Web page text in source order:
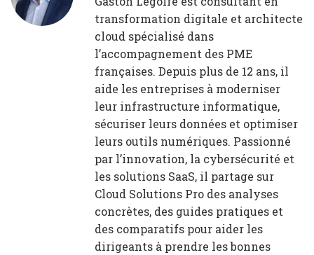
transformation digitale et architecte
cloud spécialisé dans
l’accompagnement des PME
françaises. Depuis plus de 12 ans, il
aide les entreprises à moderniser
leur infrastructure informatique,
sécuriser leurs données et optimiser
leurs outils numériques. Passionné
par l’innovation, la cybersécurité et
les solutions SaaS, il partage sur
Cloud Solutions Pro des analyses
concrètes, des guides pratiques et
des comparatifs pour aider les
dirigeants à prendre les bonnes